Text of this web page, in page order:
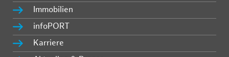
Immobilien
infoPORT
Karriere